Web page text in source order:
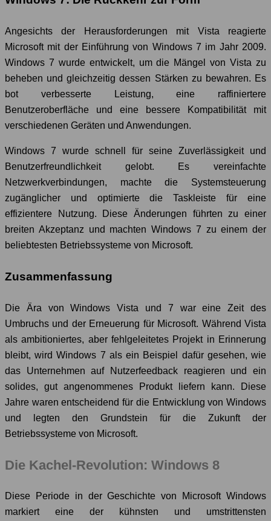
Angesichts der Herausforderungen mit Vista reagierte
Microsoft mit der Einführung von Windows 7 im Jahr 2009.
Windows 7 wurde entwickelt, um die Mängel von Vista zu
beheben und gleichzeitig dessen Stärken zu bewahren. Es
bot verbesserte Leistung, eine raffiniertere
Benutzeroberfläche und eine bessere Kompatibilität mit
verschiedenen Geräten und Anwendungen.
Windows 7 wurde schnell für seine Zuverlässigkeit und
Benutzerfreundlichkeit gelobt. Es vereinfachte
Netzwerkverbindungen, machte die Systemsteuerung
zugänglicher und optimierte die Taskleiste für eine
effizientere Nutzung. Diese Änderungen führten zu einer
breiten Akzeptanz und machten Windows 7 zu einem der
beliebtesten Betriebssysteme von Microsoft.
Zusammenfassung
Die Ära von Windows Vista und 7 war eine Zeit des
Umbruchs und der Erneuerung für Microsoft. Während Vista
als ambitioniertes, aber fehlgeleitetes Projekt in Erinnerung
bleibt, wird Windows 7 als ein Beispiel dafür gesehen, wie
das Unternehmen auf Nutzerfeedback reagieren und ein
solides, gut angenommenes Produkt liefern kann. Diese
Jahre waren entscheidend für die Entwicklung von Windows
und legten den Grundstein für die Zukunft der
Betriebssysteme von Microsoft.
Die Kachel-Revolution: Windows 8
Diese Periode in der Geschichte von Microsoft Windows
markiert eine der kühnsten und umstrittensten